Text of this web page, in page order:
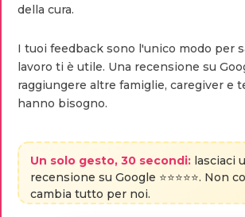
della cura.
I tuoi feedback sono l'unico modo per
lavoro ti è utile. Una recensione su
raggiungere altre famiglie, caregiver e
hanno bisogno.
Un solo gesto, 30 secondi: lasciaci
recensione su Google ⭐⭐⭐⭐⭐. Non
cambia tutto per noi.